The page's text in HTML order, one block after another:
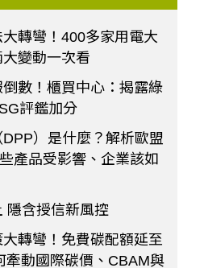
轉彎！400多家用電大
變動一次看
數！櫃買中心：揭露綠
評鑑加分
）是什麼？解析歐盟
產品受影響、企業該如
隱含授信新風控
轉彎！免費碳配額延至
牽動國際碳價、CBAM與